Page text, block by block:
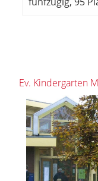
Ev. Kindergarten